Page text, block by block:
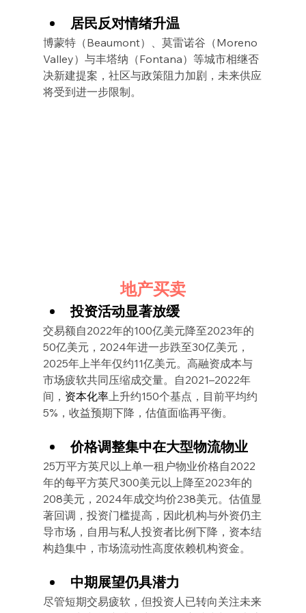
居民反对情绪升温
博蒙特（Beaumont）、莫雷诺谷（Moreno
Valley）与丰塔纳（Fontana）等城市相继否
决新建提案，社区与政策阻力加剧，未来供应
将受到进一步限制。
地产买卖
投资活动显著放缓
交易额自2022年的100亿美元降至2023年的
50亿美元，2024年进一步跌至30亿美元，
2025年上半年仅约11亿美元。高融资成本与
市场疲软共同压缩成交量。自2021–2022年
间， 资本化率上升约150个基点，目前平均约
5%，收益预期下降，估值面临再平衡。
价格调整集中在大型物流物业
25万平方英尺以上单一租户物业价格自2022
年的每平方英尺300美元以上降至2023年的
208美元，2024年成交均价238美元。估值显
著回调，投资门槛提高，因此机构与外资仍主
导市场，自用与私人投资者比例下降，资本结
构趋集中，市场流动性高度依赖机构资金。
中期展望仍具潜力
尽管短期交易疲软，但投资人已转向关注未来